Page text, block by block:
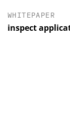
WHITEPAPER
inspect